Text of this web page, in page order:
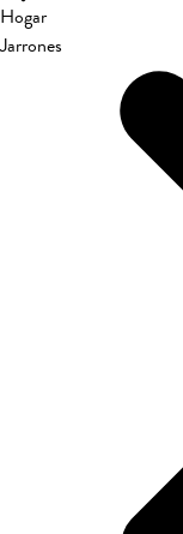
Hogar
Jarrones